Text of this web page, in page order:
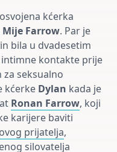
kćerka
Mije Farrow. Par je
bila u dvadesetim
kontakte prije
seksualno
kćerke Dylan kada je
Ronan Farrow, koji
karijere baviti
prijatelja,
silovatelja